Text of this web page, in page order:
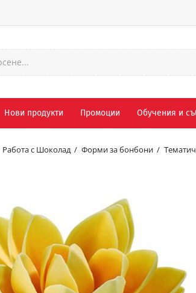
Нови продукти Промоции Обучения и
Работа с Шоколад Форми за бонбони